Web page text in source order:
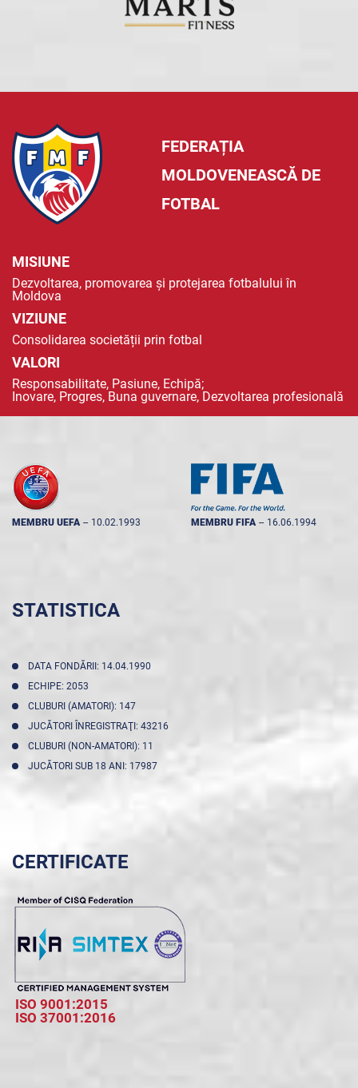
FEDERAȚIA
MOLDOVENEASCĂ DE
FOTBAL
MISIUNE
Dezvoltarea, promovarea și protejarea fotbalului în
Moldova
VIZIUNE
Consolidarea societății prin fotbal
VALORI
Responsabilitate, Pasiune, Echipă;
Inovare, Progres, Buna guvernare, Dezvoltarea profesională
MEMBRU UEFA -- 10.02.1993 MEMBRU FIFA -- 16.06.1994
STATISTICA
DATA FONDĂRII: 14.04.1990
ECHIPE: 2053
CLUBURI (AMATORI): 147
JUCĂTORI ÎNREGISTRAŢI: 43216
CLUBURI (NON-AMATORI): 11
JUCĂTORI SUB 18 ANI: 17987
CERTIFICATE
ISO 9001:2015
ISO 37001:2016